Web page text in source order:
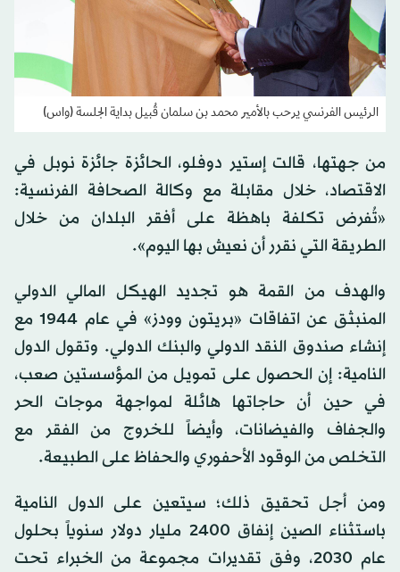
الرئيس الفرنسي يرحب بالأمير محمد بن سلمان قُبيل بداية الجلسة (واس)
من جهتها، قالت إستير دوفلو، الحائزة جائزة نوبل في
الاقتصاد، خلال مقابلة مع وكالة الصحافة الفرنسية:
«تُفرض تكلفة باهظة على أفقر البلدان من خلال
الطريقة التي نقرر أن نعيش بها اليوم».
والهدف من القمة هو تجديد الهيكل المالي الدولي
المنبثق عن اتفاقات «بريتون وودز» في عام 1944 مع
إنشاء صندوق النقد الدولي والبنك الدولي. وتقول الدول
النامية: إن الحصول على تمويل من المؤسستين صعب،
في حين أن حاجاتها هائلة لمواجهة موجات الحر
والجفاف والفيضانات، وأيضاً للخروج من الفقر مع
التخلص من الوقود الأحفوري والحفاظ على الطبيعة.
ومن أجل تحقيق ذلك؛ سيتعين على الدول النامية
باستثناء الصين إنفاق 2400 مليار دولار سنوياً بحلول
عام 2030، وفق تقديرات مجموعة من الخبراء تحت